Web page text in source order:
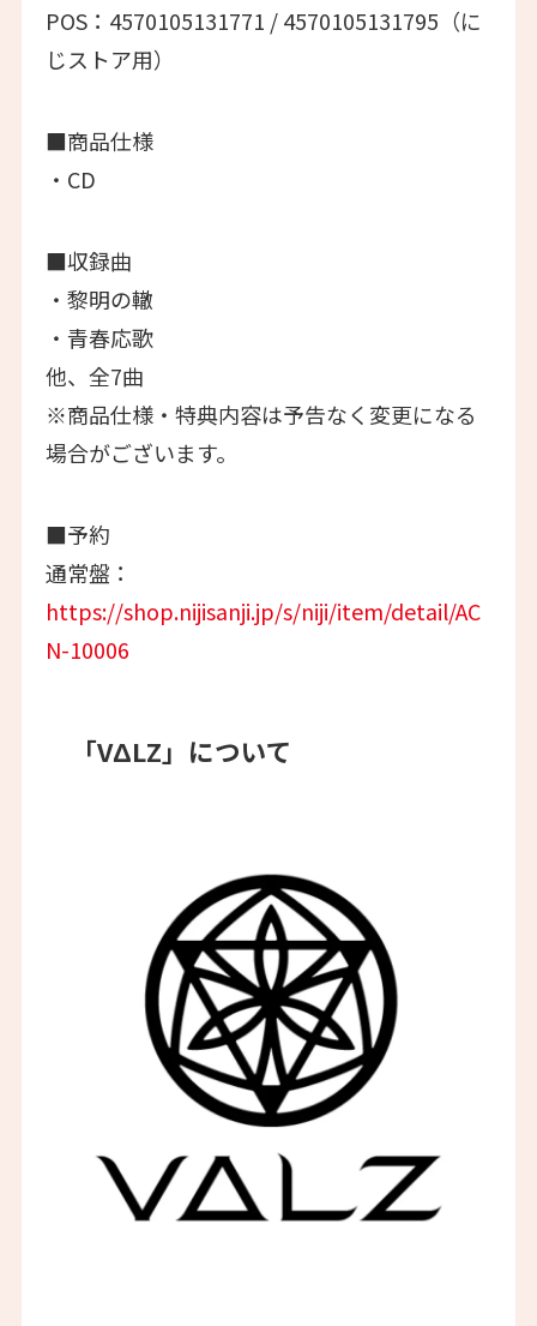
POS：4570105131771 / 4570105131795（に
じストア用）
■商品仕様
・CD
■収録曲
・黎明の轍
・青春応歌
他、全7曲
※商品仕様・特典内容は予告なく変更になる
場合がございます。
■予約
通常盤：
https://shop.nijisanji.jp/s/niji/item/detail/AC
N-10006
「VΔLZ」について